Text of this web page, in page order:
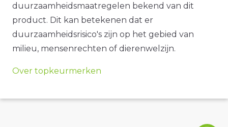
duurzaamheidsmaatregelen bekend van dit
product. Dit kan betekenen dat er
duurzaamheidsrisico's zijn op het gebied van
milieu, mensenrechten of dierenwelzijn.
Over topkeurmerken